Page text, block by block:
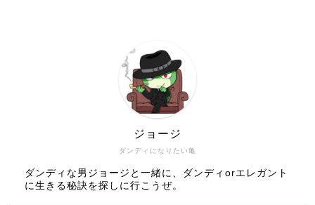
ダンディになりたい亀
ジョージ
ダンディな男ジョージと一緒に、ダンディorエレガント
に生きる秘訣を探しに行こうぜ。